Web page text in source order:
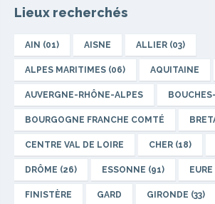
Lieux recherchés
AIN (01) AISNE ALLIER (03)
ALPES MARITIMES (06) AQUITAINE
AUVERGNE-RHÔNE-ALPES
BOURGOGNE FRANCHE COMTÉ
CENTRE VAL DE LOIRE CHER (18)
DRÔME (26) ESSONNE (91)
FINISTÈRE GARD GIRONDE (33)